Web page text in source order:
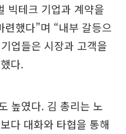
빅테크 기업과 계약을
했다”며 “내부 갈등으
업들은 시장과 고객을
다.
높였다. 김 총리는 노
다 대화와 타협을 통해